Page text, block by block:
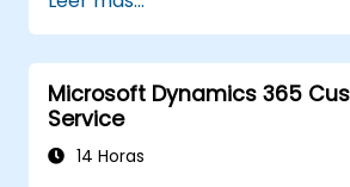
Microsoft Dynamics 365
Service
14 Horas